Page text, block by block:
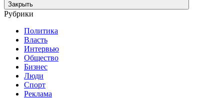
Закрыть
Рубрики
Политика
Власть
Интервью
Общество
Бизнес
Люди
Спорт
Реклама